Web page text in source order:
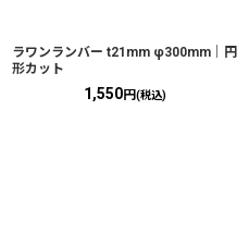
ラワンランバー t21mm φ300mm｜円
形カット
1,550円(税込)